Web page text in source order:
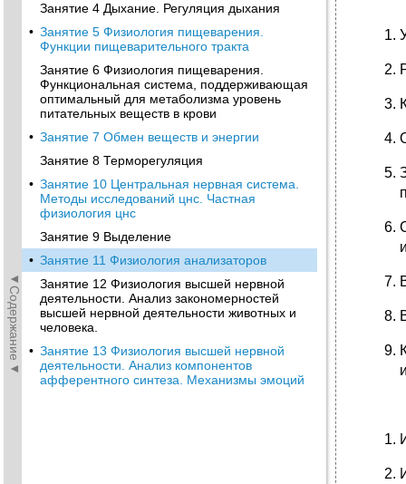
◄Содержание◄
Занятие 4 Дыхание. Регуляция дыхания
• Занятие 5 Физиология пищеварения.
Функции пищеварительного тракта
Занятие 6 Физиология пищеварения.
Функциональная система, поддерживающая
оптимальный для метаболизма уровень
питательных веществ в крови
• Занятие 7 Обмен веществ и энергии
Занятие 8 Терморегуляция
• Занятие 10 Центральная нервная система.
Методы исследований цнс. Частная
физиология цнс
Занятие 9 Выделение
• Занятие 11 Физиология анализаторов
Занятие 12 Физиология высшей нервной
деятельности. Анализ закономерностей
высшей нервной деятельности животных и
человека.
• Занятие 13 Физиология высшей нервной
деятельности. Анализ компонентов
афферентного синтеза. Механизмы эмоций